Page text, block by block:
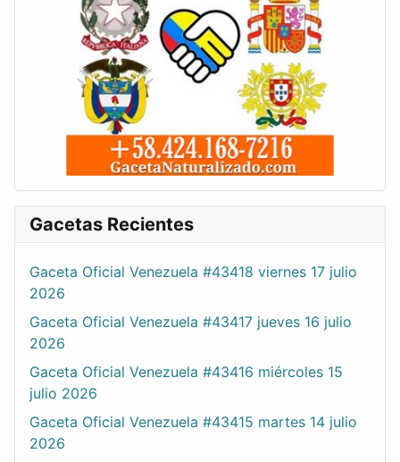
Gacetas Recientes
Gaceta Oficial Venezuela #43418 viernes 17 julio
2026
Gaceta Oficial Venezuela #43417 jueves 16 julio
2026
Gaceta Oficial Venezuela #43416 miércoles 15
julio 2026
Gaceta Oficial Venezuela #43415 martes 14 julio
2026